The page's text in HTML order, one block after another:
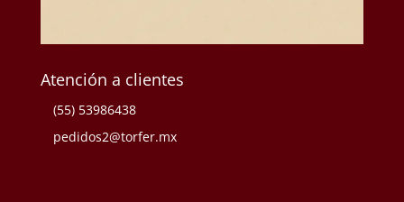
Atención a clientes
(55) 53986438
pedidos2@torfer.mx